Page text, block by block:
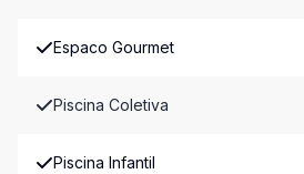
Espaco Gourmet
Piscina Coletiva
Piscina Infantil